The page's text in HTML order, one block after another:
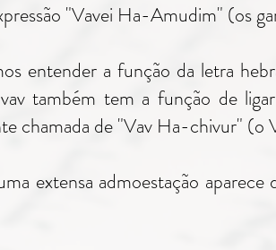
"Vavei Ha-Amudim" (os
entender a função da letra
também tem a função de
chamada de "Vav Ha-chivur" (o
extensa admoestação